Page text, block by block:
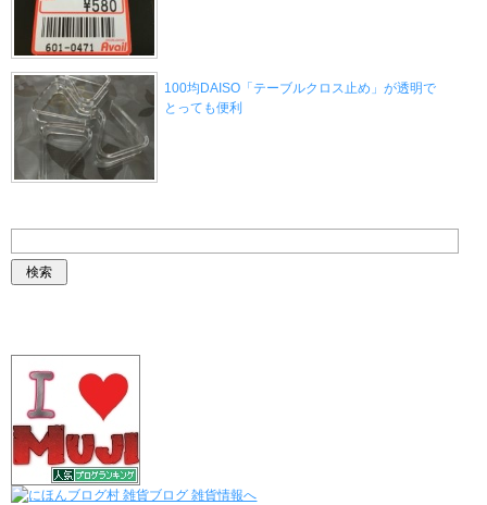
100均DAISO「テーブルクロス止め」が透明で
とっても便利